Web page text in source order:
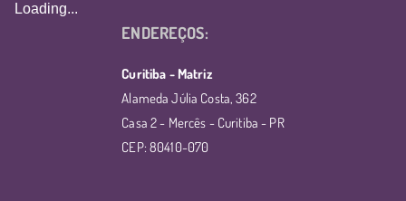
Loading...
ENDEREÇOS:
Curitiba - Matriz
Alameda Júlia Costa, 362
Casa 2 - Mercês - Curitiba - PR
CEP: 80410-070